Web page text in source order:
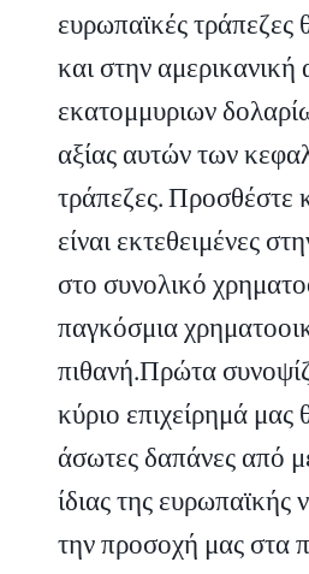
ευρωπαϊκές τράπεζες
και στην αμερικανική
εκατομμυριων
αξίας αυτών των
τράπεζες. Προσθέστε
είναι εκτεθειμένες
στο συνολικό
παγκόσμια
πιθανή.Πρώτα
κύριο επιχείρημά μας
άσωτες δαπάνες από
ίδιας της
την προσοχή μας στα